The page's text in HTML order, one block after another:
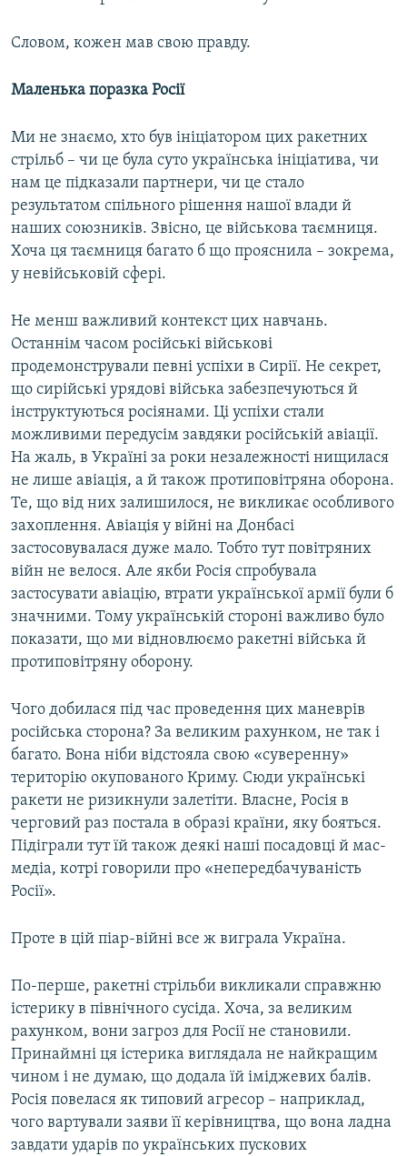
Словом, кожен мав свою правду.
Маленька поразка Росії
Ми не знаємо, хто був ініціатором цих ракетних
стрільб – чи це була суто українська ініціатива, чи
нам це підказали партнери, чи це стало
результатом спільного рішення нашої влади й
наших союзників. Звісно, це військова таємниця.
Хоча ця таємниця багато б що прояснила – зокрема,
у невійськовій сфері.
Не менш важливий контекст цих навчань.
Останнім часом російські військові
продемонстрували певні успіхи в Сирії. Не секрет,
що сирійські урядові війська забезпечуються й
інструктуються росіянами. Ці успіхи стали
можливими передусім завдяки російській авіації.
На жаль, в Україні за роки незалежності нищилася
не лише авіація, а й також протиповітряна оборона.
Те, що від них залишилося, не викликає особливого
захоплення. Авіація у війні на Донбасі
застосовувалася дуже мало. Тобто тут повітряних
війн не велося. Але якби Росія спробувала
застосувати авіацію, втрати української армії були б
значними. Тому українській стороні важливо було
показати, що ми відновлюємо ракетні війська й
протиповітряну оборону.
Чого добилася під час проведення цих маневрів
російська сторона? За великим рахунком, не так і
багато. Вона ніби відстояла свою «суверенну»
територію окупованого Криму. Сюди українські
ракети не ризикнули залетіти. Власне, Росія в
черговий раз постала в образі країни, яку бояться.
Підіграли тут їй також деякі наші посадовці й мас-
медіа, котрі говорили про «непередбачуваність
Росії».
Проте в цій піар-війні все ж виграла Україна.
По-перше, ракетні стрільби викликали справжню
істерику в північного сусіда. Хоча, за великим
рахунком, вони загроз для Росії не становили.
Принаймні ця істерика виглядала не найкращим
чином і не думаю, що додала їй іміджевих балів.
Росія повелася як типовий агресор – наприклад,
чого вартували заяви її керівництва, що вона ладна
завдати ударів по українських пускових